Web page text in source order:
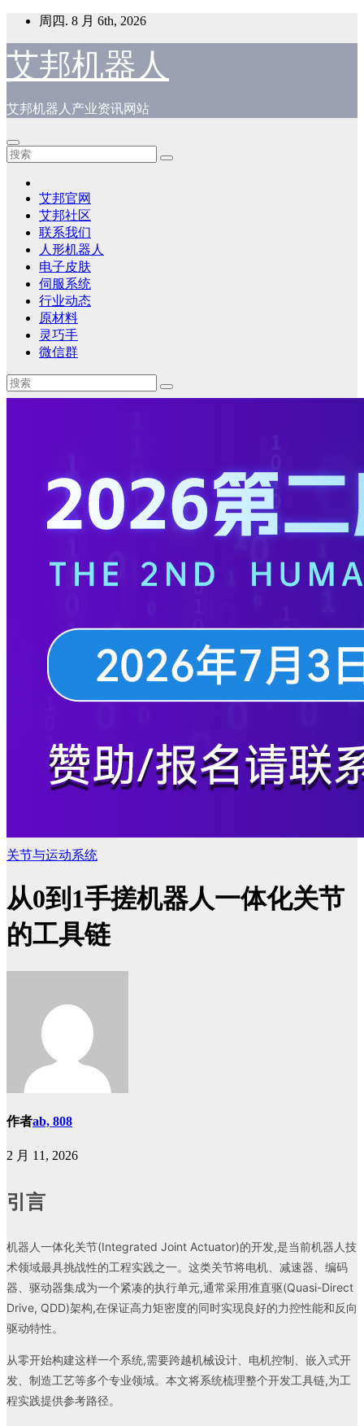
内
容
周四. 8 月 6th, 2026
艾邦机器人
艾邦机器人产业资讯网站
艾邦官网
艾邦社区
联系我们
人形机器人
电子皮肤
伺服系统
行业动态
原材料
灵巧手
微信群
关节与运动系统
从0到1手搓机器人一体化关节
的工具链
作者ab, 808
2 月 11, 2026
引言
机器人一体化关节(Integrated Joint Actuator)的开发,是当前机器人技
术领域最具挑战性的工程实践之一。这类关节将电机、减速器、编码
器、驱动器集成为一个紧凑的执行单元,通常采用准直驱(Quasi-Direct
Drive, QDD)架构,在保证高力矩密度的同时实现良好的力控性能和反向
驱动特性。
从零开始构建这样一个系统,需要跨越机械设计、电机控制、嵌入式开
发、制造工艺等多个专业领域。本文将系统梳理整个开发工具链,为工
程实践提供参考路径。